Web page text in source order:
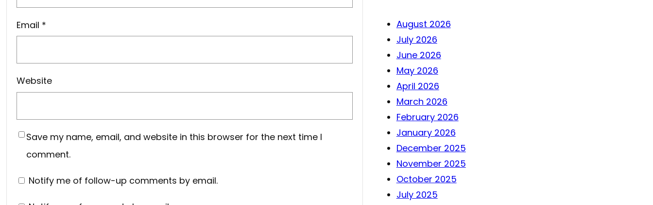
Email *
Website
Save my name, email, and website in this browser for the next time I
comment.
Notify me of follow-up comments by email.
August 2026
July 2026
June 2026
May 2026
April 2026
March 2026
February 2026
January 2026
December 2025
November 2025
October 2025
July 2025